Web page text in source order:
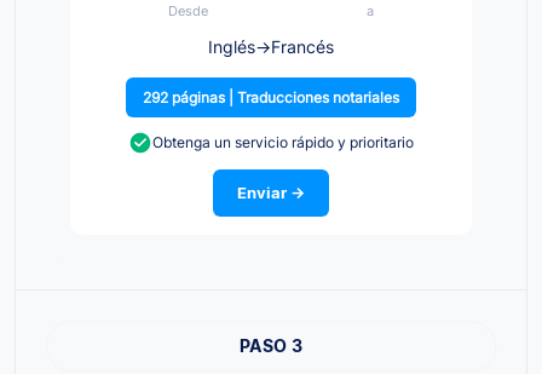
Desde a
Inglés→Francés
292 páginas | Traducciones notariales
Obtenga un servicio rápido y prioritario
Enviar →
PASO 3